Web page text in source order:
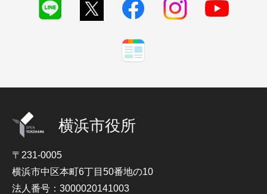
横浜市役所
〒231-0005
横浜市中区本町6丁目50番地の10
法人番号：3000020141003